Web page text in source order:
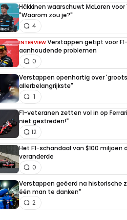
smaalle
19 mei 2020 15:28
Zandvoort is een duin circuit.
tijdens een grand prix
RaceTon
20 mei 2020 23:21
Dus ook hutje bij
smaalle
19 mei 2020 15:26
Dit voelt nog steeds als een kamer met
mag er niet op rijden.
Häkkinen waarschuwt McLaren
"Waarom zou je?"
4
INTERVIEW Verstappen getipt voor
aanhoudende problemen
0
Verstappen openhartig over
allerbelangrijkste"
1
F1-veteranen zetten vol in op
niet gestreden!"
12
Het F1-schandaal van $100 miljoen
veranderde
0
Verstappen geëerd na historische
één man te danken"
2